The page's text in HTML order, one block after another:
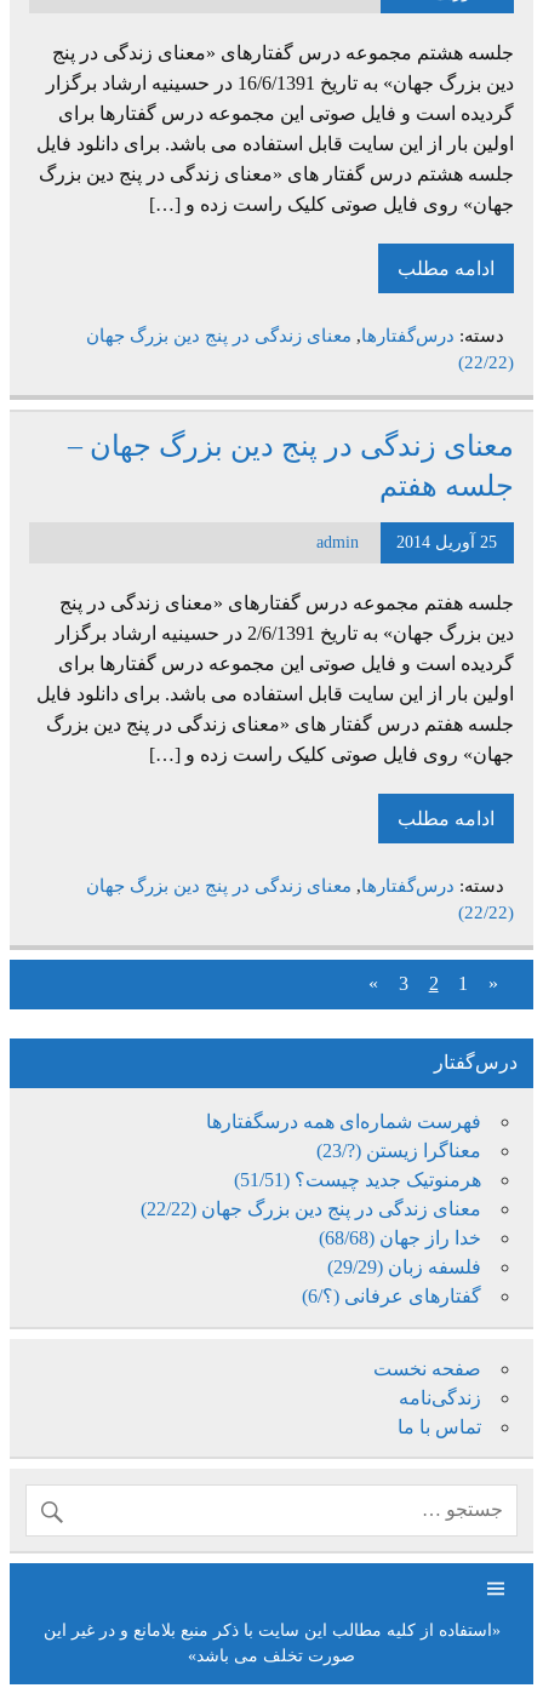
جلسه هشتم مجموعه درس گفتارهای «معنای زندگی در پنج
دین بزرگ جهان» به تاریخ 16/6/1391 در حسینیه ارشاد برگزار
گردیده است و فایل صوتی این مجموعه درس گفتارها برای
اولین بار از این سایت قابل استفاده می باشد. برای دانلود فایل
جلسه هشتم درس گفتار های «معنای زندگی در پنج دین بزرگ
جهان» روی فایل صوتی کلیک راست زده و […]
ادامه مطلب
دسته: درس‌گفتارها, معنای زندگی در پنج دین بزرگ جهان
(22/22)
معنای زندگی در پنج دین بزرگ جهان –
جلسه هفتم
25 آوریل 2014 admin
جلسه هفتم مجموعه درس گفتارهای «معنای زندگی در پنج
دین بزرگ جهان» به تاریخ 2/6/1391 در حسینیه ارشاد برگزار
گردیده است و فایل صوتی این مجموعه درس گفتارها برای
اولین بار از این سایت قابل استفاده می باشد. برای دانلود فایل
جلسه هفتم درس گفتار های «معنای زندگی در پنج دین بزرگ
جهان» روی فایل صوتی کلیک راست زده و […]
ادامه مطلب
دسته: درس‌گفتارها, معنای زندگی در پنج دین بزرگ جهان
(22/22)
«
1
2
3
»
درس‌گفتار
فهرست شماره‌ای همه درسگفتارها
معناگرا زیستن (?/23)
هرمنوتیک جدید چیست؟ (51/51)
معنای زندگی در پنج دین بزرگ جهان (22/22)
خدا راز جهان (68/68)
فلسفه زبان (29/29)
گفتارهای عرفانی (؟/6)
صفحه نخست
زندگی‌نامه
تماس با ما
«استفاده از کلیه مطالب این سایت با ذکر منبع بلامانع و در غیر این
صورت تخلف می باشد»